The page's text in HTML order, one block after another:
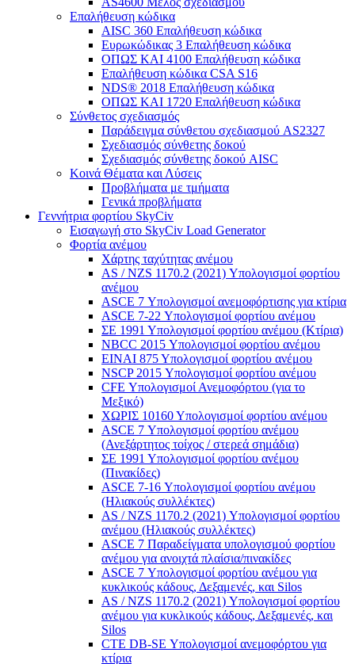
Επαλήθευση κώδικα
AISC 360 Επαλήθευση κώδικα
Ευρωκώδικας 3 Επαλήθευση κώδικα
ΟΠΩΣ ΚΑΙ 4100 Επαλήθευση κώδικα
Επαλήθευση κώδικα CSA S16
NDS® 2018 Επαλήθευση κώδικα
ΟΠΩΣ ΚΑΙ 1720 Επαλήθευση κώδικα
Σύνθετος σχεδιασμός
Παράδειγμα σύνθετου σχεδιασμού AS2327
Σχεδιασμός σύνθετης δοκού
Σχεδιασμός σύνθετης δοκού AISC
Κοινά Θέματα και Λύσεις
Προβλήματα με τμήματα
Γενικά προβλήματα
Γεννήτρια φορτίου SkyCiv
Εισαγωγή στο SkyCiv Load Generator
Φορτία ανέμου
Χάρτης ταχύτητας ανέμου
AS / NZS 1170.2 (2021) Υπολογισμοί φορτίου
ανέμου
ASCE 7 Υπολογισμοί ανεμοφόρτισης για κτίρια
ASCE 7-22 Υπολογισμοί φορτίου ανέμου
ΣΕ 1991 Υπολογισμοί φορτίου ανέμου (Κτίρια)
NBCC 2015 Υπολογισμοί φορτίου ανέμου
ΕΙΝΑΙ 875 Υπολογισμοί φορτίου ανέμου
NSCP 2015 Υπολογισμοί φορτίου ανέμου
CFE Υπολογισμοί Ανεμοφόρτου (για το
Μεξικό)
ΧΩΡΙΣ 10160 Υπολογισμοί φορτίου ανέμου
ASCE 7 Υπολογισμοί φορτίου ανέμου
(Ανεξάρτητος τοίχος / στερεά σημάδια)
ΣΕ 1991 Υπολογισμοί φορτίου ανέμου
(Πινακίδες)
ASCE 7-16 Υπολογισμοί φορτίου ανέμου
(Ηλιακούς συλλέκτες)
AS / NZS 1170.2 (2021) Υπολογισμοί φορτίου
ανέμου (Ηλιακούς συλλέκτες)
ASCE 7 Παραδείγματα υπολογισμού φορτίου
ανέμου για ανοιχτά πλαίσια/πινακίδες
ASCE 7 Υπολογισμοί φορτίου ανέμου για
κυκλικούς κάδους, Δεξαμενές, και Silos
AS / NZS 1170.2 (2021) Υπολογισμοί φορτίου
ανέμου για κυκλικούς κάδους, Δεξαμενές, και
Silos
CTE DB-SE Υπολογισμοί ανεμοφόρτου για
κτίρια